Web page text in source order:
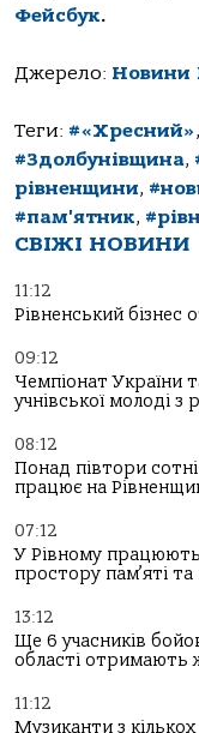
Фейсбук.
Джерело: Новини
Теги: #«Хресний»,
#Здолбунівщина,
рівненщини,
#пам'ятник,
СВІЖІ НОВИНИ
11:12
Рівненський бізнес
09:12
Чемпіонат України
учнівської молоді з
08:12
Понад півтори
працює на
07:12
У Рівному
простору пам’яті та
13:12
Ще 6 учасників
області отримають
11:12
Музиканти з